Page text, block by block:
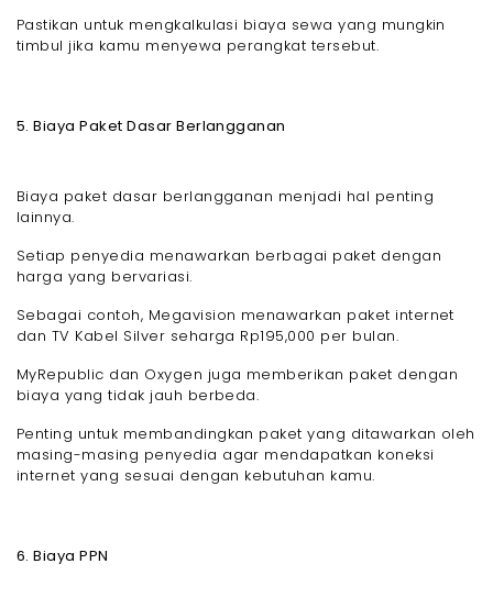
Pastikan untuk mengkalkulasi biaya sewa yang mungkin
timbul jika kamu menyewa perangkat tersebut.
5. Biaya Paket Dasar Berlangganan
Biaya paket dasar berlangganan menjadi hal penting
lainnya.
Setiap penyedia menawarkan berbagai paket dengan
harga yang bervariasi.
Sebagai contoh, Megavision menawarkan paket internet
dan TV Kabel Silver seharga Rp195,000 per bulan.
MyRepublic dan Oxygen juga memberikan paket dengan
biaya yang tidak jauh berbeda.
Penting untuk membandingkan paket yang ditawarkan oleh
masing-masing penyedia agar mendapatkan koneksi
internet yang sesuai dengan kebutuhan kamu.
6. Biaya PPN